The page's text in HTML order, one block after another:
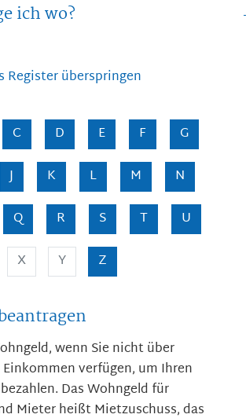
ich wo?
Register überspringen
C D E F
G
J K L M
N
Q R S T
U
X Y Z
wenn Sie nicht über
verfügen, um Ihren
Das Wohngeld für
Mieter heißt Mietzuschuss, das